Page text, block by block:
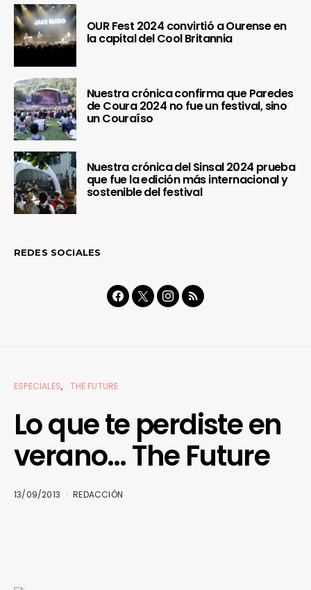
OUR Fest 2024 convirtió a Ourense en
la capital del Cool Britannia
Nuestra crónica confirma que Paredes
de Coura 2024 no fue un festival, sino
un Couraíso
Nuestra crónica del Sinsal 2024 prueba
que fue la edición más internacional y
sostenible del festival
REDES SOCIALES
ESPECIALES THE FUTURE
Lo que te perdiste en
verano… The Future
13/09/2013 REDACCIÓN